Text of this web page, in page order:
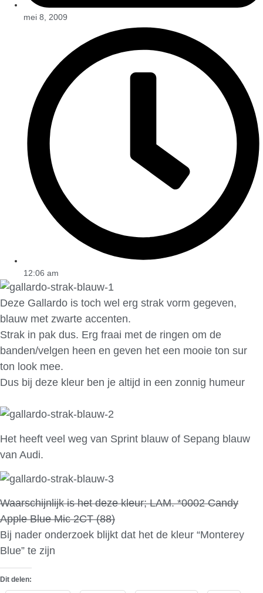
mei 8, 2009
12:06 am
Deze Gallardo is toch wel erg strak vorm gegeven,
blauw met zwarte accenten.
Strak in pak dus. Erg fraai met de ringen om de
banden/velgen heen en geven het een mooie ton sur
ton look mee.
Dus bij deze kleur ben je altijd in een zonnig humeur
Het heeft veel weg van Sprint blauw of Sepang blauw
van Audi.
Waarschijnlijk is het deze kleur; LAM. *0002 Candy
Apple Blue Mic 2CT (88)
Bij nader onderzoek blijkt dat het de kleur “Monterey
Blue” te zijn
Dit delen: